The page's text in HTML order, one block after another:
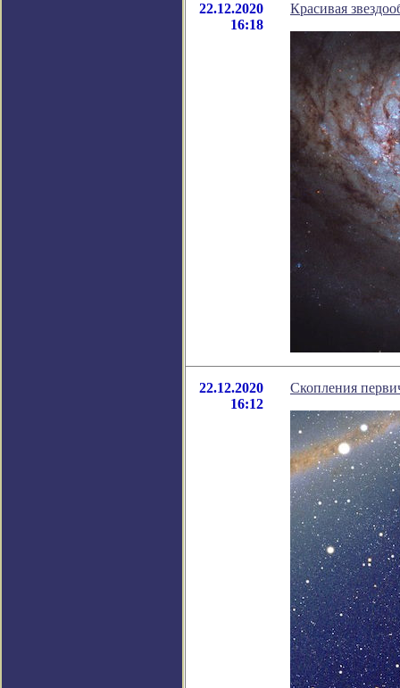
22.12.2020
16:18
Красивая
22.12.2020
16:12
Скопления